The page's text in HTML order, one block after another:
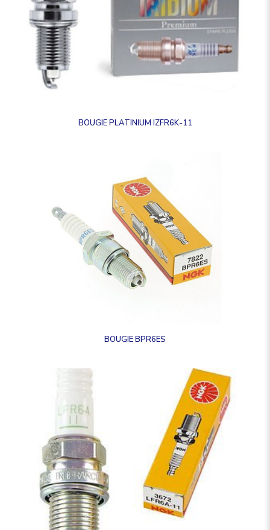
BOUGIE PLATINIUM IZFR6K-11
BOUGIE BPR6ES